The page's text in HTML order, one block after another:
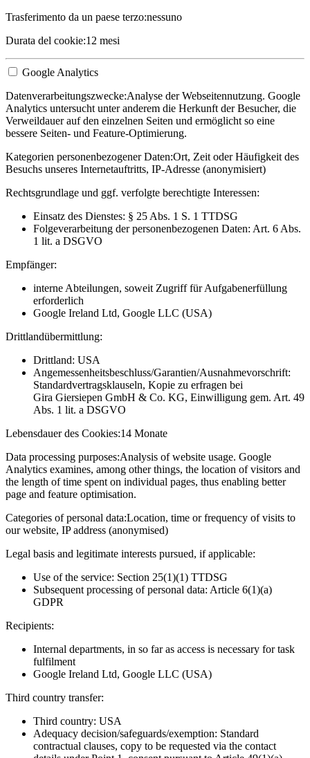
Trasferimento da un paese terzo:nessuno
Durata del cookie:12 mesi
Google Analytics
Datenverarbeitungszwecke:Analyse der Webseitennutzung. Google
Analytics untersucht unter anderem die Herkunft der Besucher, die
Verweildauer auf den einzelnen Seiten und ermöglicht so eine
bessere Seiten- und Feature-Optimierung.
Kategorien personenbezogener Daten:Ort, Zeit oder Häufigkeit des
Besuchs unseres Internetauftritts, IP-Adresse (anonymisiert)
Rechtsgrundlage und ggf. verfolgte berechtigte Interessen:
Einsatz des Dienstes: § 25 Abs. 1 S. 1 TTDSG
Folgeverarbeitung der personenbezogenen Daten: Art. 6 Abs.
1 lit. a DSGVO
Empfänger:
interne Abteilungen, soweit Zugriff für Aufgabenerfüllung
erforderlich
Google Ireland Ltd, Google LLC (USA)
Drittlandübermittlung:
Drittland: USA
Angemessenheitsbeschluss/Garantien/Ausnahmevorschrift:
Standardvertragsklauseln, Kopie zu erfragen bei
Gira Giersiepen GmbH & Co. KG, Einwilligung gem. Art. 49
Abs. 1 lit. a DSGVO
Lebensdauer des Cookies:14 Monate
Data processing purposes:Analysis of website usage. Google
Analytics examines, among other things, the location of visitors and
the length of time spent on individual pages, thus enabling better
page and feature optimisation.
Categories of personal data:Location, time or frequency of visits to
our website, IP address (anonymised)
Legal basis and legitimate interests pursued, if applicable:
Use of the service: Section 25(1)(1) TTDSG
Subsequent processing of personal data: Article 6(1)(a)
GDPR
Recipients:
Internal departments, in so far as access is necessary for task
fulfilment
Google Ireland Ltd, Google LLC (USA)
Third country transfer:
Third country: USA
Adequacy decision/safeguards/exemption: Standard
contractual clauses, copy to be requested via the contact